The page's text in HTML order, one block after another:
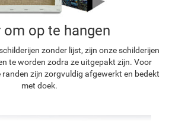
om op te hangen
zonder lijst, zijn onze schilderijen
te worden zodra ze uitgepakt zijn. Voor
randen zijn zorgvuldig afgewerkt en bedekt
met doek.